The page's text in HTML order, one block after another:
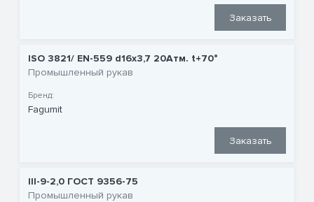
Заказать
ISO 3821/ EN-559 d16x3,7 20Атм. t+70°
Промышленный рукав
Бренд:
Fagumit
Заказать
III-9-2,0 ГОСТ 9356-75
Промышленный рукав